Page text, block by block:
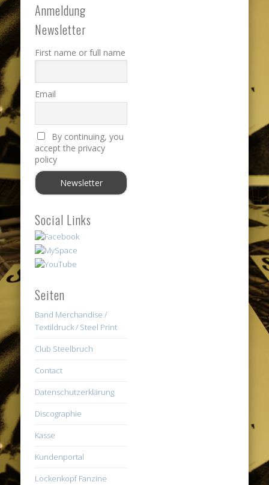
Anmeldung
Newsletter
First name or full name
Email
By continuing, you
accept the privacy
policy
Social Links
Seiten
Band Merchandise /
Textildruck / Steel Print
Club Steelbruch
Contact
Datenschutzerklärung
Discographie
Kasse
Kundenportal
Lockenkopf Fanzine